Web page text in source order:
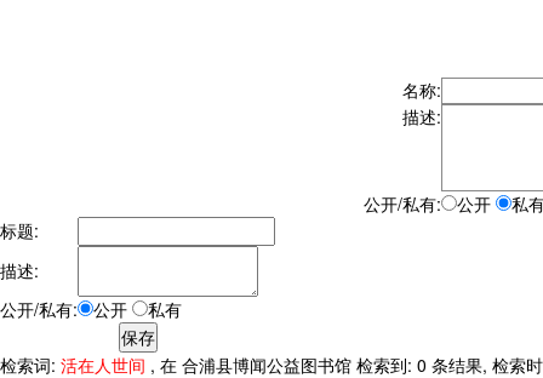
名称:
描述:
公开/私有: 公开
私
标题:
描述:
公开/私有:
公开 私有
检索词: 活在人世间 , 在 合浦县博闻公益图书馆 检索到: 0 条结果, 检索